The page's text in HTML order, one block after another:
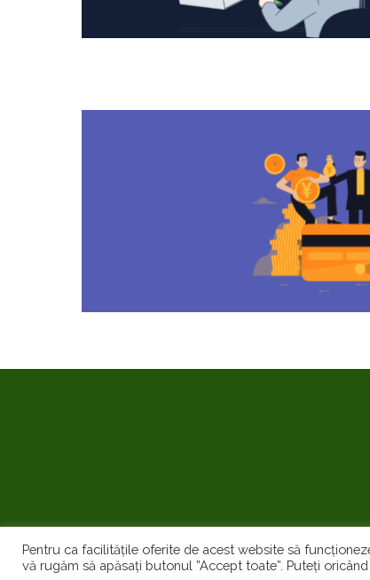
Pentru ca facilitățile oferite de acest website să
vă rugăm să apăsați butonul ”Accept toate”. Puteți